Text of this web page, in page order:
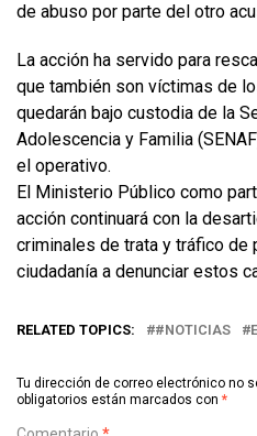
de abuso por parte del otro
La acción ha servido para
que también son víctimas de
quedarán bajo custodia de la
Adolescencia y Familia
el operativo.
El Ministerio Público como
acción continuará con la
criminales de trata y tráfico de
ciudadanía a denunciar estos
RELATED TOPICS: #NOTICIAS
Tu dirección de correo electrónico no
obligatorios están marcados con *